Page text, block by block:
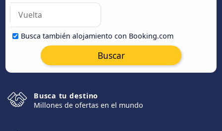
Busca también alojamiento con Booking.com
Buscar
Busca tu destino
Millones de ofertas en el mundo